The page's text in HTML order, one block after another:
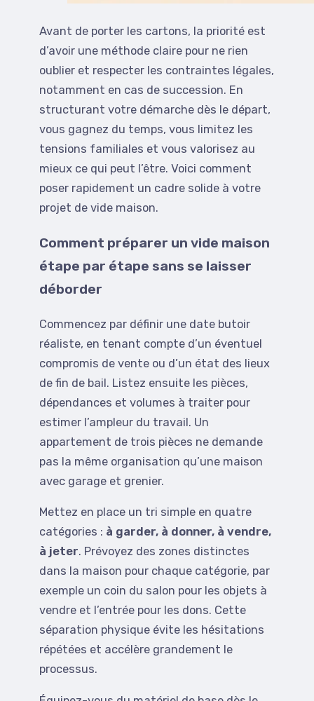
Avant de porter les cartons, la priorité est
d’avoir une méthode claire pour ne rien
oublier et respecter les contraintes légales,
notamment en cas de succession. En
structurant votre démarche dès le départ,
vous gagnez du temps, vous limitez les
tensions familiales et vous valorisez au
mieux ce qui peut l’être. Voici comment
poser rapidement un cadre solide à votre
projet de vide maison.
Comment préparer un vide maison
étape par étape sans se laisser
déborder
Commencez par définir une date butoir
réaliste, en tenant compte d’un éventuel
compromis de vente ou d’un état des lieux
de fin de bail. Listez ensuite les pièces,
dépendances et volumes à traiter pour
estimer l’ampleur du travail. Un
appartement de trois pièces ne demande
pas la même organisation qu’une maison
avec garage et grenier.
Mettez en place un tri simple en quatre
catégories : à garder, à donner, à vendre,
à jeter. Prévoyez des zones distinctes
dans la maison pour chaque catégorie, par
exemple un coin du salon pour les objets à
vendre et l’entrée pour les dons. Cette
séparation physique évite les hésitations
répétées et accélère grandement le
processus.